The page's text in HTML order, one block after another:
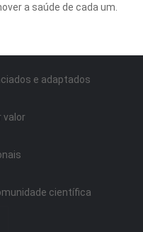
a saúde de cada um.
e adaptados
valor
científica